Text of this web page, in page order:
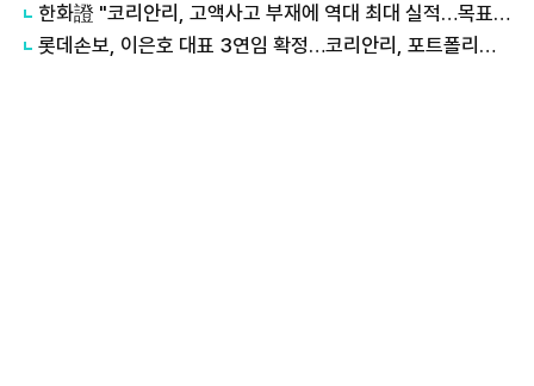
한화證 "코리안리, 고액사고 부재에 역대 최대 실적…목표가↑"
롯데손보, 이은호 대표 3연임 확정…코리안리, 포트폴리오 다변화 속도